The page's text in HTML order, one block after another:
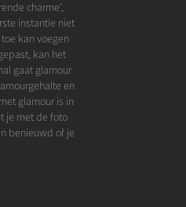
charme',
instantie niet
kan voegen
kan het
gaat glamour
en
glamour is in
je met de foto
benieuwd of je